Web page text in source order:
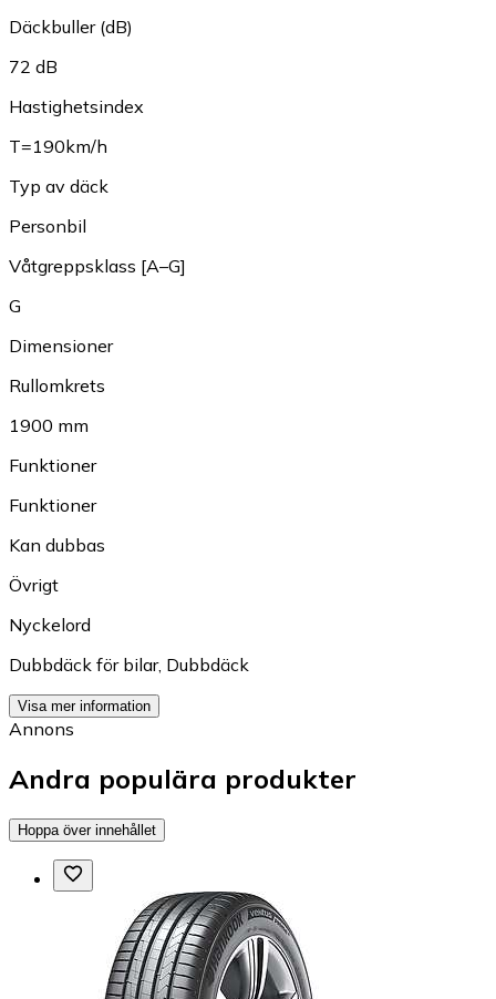
Däckbuller (dB)
72 dB
Hastighetsindex
T=190km/h
Typ av däck
Personbil
Våtgreppsklass [A–G]
G
Dimensioner
Rullomkrets
1900 mm
Funktioner
Funktioner
Kan dubbas
Övrigt
Nyckelord
Dubbdäck för bilar, Dubbdäck
Visa mer information
Annons
Andra populära produkter
Hoppa över innehållet